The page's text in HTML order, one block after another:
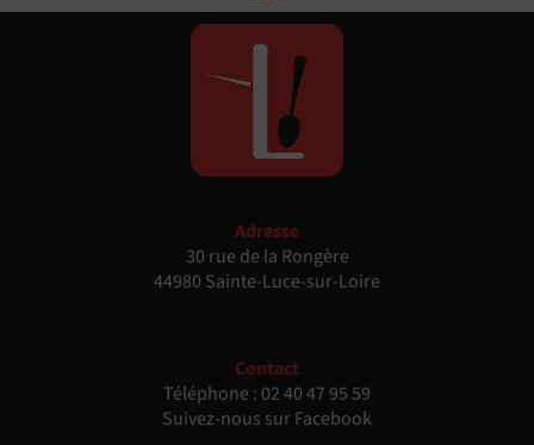
sur le traiteur, tant sur la qualité que sur le relationnel.
Nous avons particulièrement apprécié la possibilité de
customiser le menu et de s'adapter à nos souhaits et à
certains besoins spécifiques de nos invités.
Adresse
30 rue de la Rongère
44980 Sainte-Luce-sur-Loire
Contact
Téléphone : 02 40 47 95 59
Suivez-nous sur Facebook